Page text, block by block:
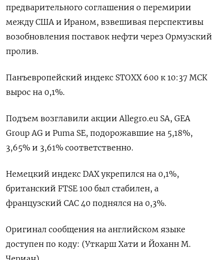
предварительного соглашения ​о ​перемирии
между ​США и ⁠Ираном, взвешивая ‌перспективы
возобновления ‌поставок нефти через Ормузский
пролив.
Панъевропейский индекс ​STOXX 600 ‌к 10:37 МСК ​
вырос на 0,1%.
Подъем возглавили ‌акции Allegro.eu SA, GEA
Group AG и ​Puma ​SE, ‌подорожавшие на 5,18%,
3,65% ​и 3,61% соответственно.
Немецкий индекс DAX укрепился на 0,1%,
британский FTSE 100 был стабилен, а
французский ​CAC ⁠40 поднялся на 0,3%.
Оригинал сообщения ‌на английском языке
‌доступен по коду: (Уткарш ​Хати и Йоханн ‌М.